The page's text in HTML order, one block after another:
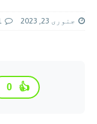
جنوری 23, 2023
👍
0